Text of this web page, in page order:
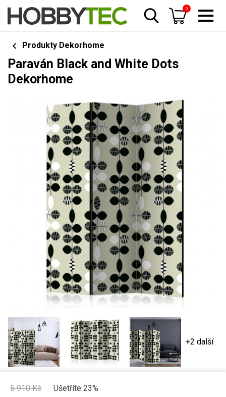
0
Produkty Dekorhome
Paraván Black and White Dots
Dekorhome
+2 další
5 910Kč Ušetříte 23%